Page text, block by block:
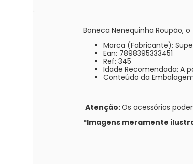
Boneca Nenequinha Roupão,
Marca (Fabricante):
Ean: 7898395333451
Ref: 345
Idade Recomendada: A
Conteúdo da
Atenção:Os acessórios
*Imagens meramente